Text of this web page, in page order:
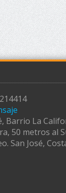
Barrio La
50 metros al
San José,